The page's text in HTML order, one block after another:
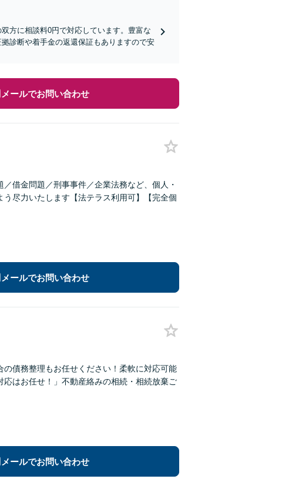
方に相談料0円で対応しています。豊富な
診断や着手金の返還保証もありますので安
メールでお問い合わせ
借金問題／刑事事件／企業法務など、個人・
尽力いたします【法テラス利用可】【完全個
メールでお問い合わせ
債務整理もお任せください！柔軟に対応可能
はお任せ！」不動産絡みの相続・相続放棄ご
メールでお問い合わせ